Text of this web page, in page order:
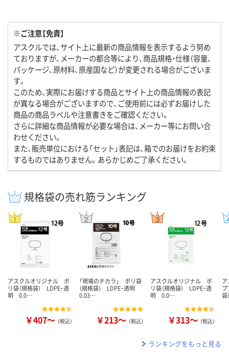
※ご注意【免責】
アスクルでは、サイト上に最新の商品情報を表示するよう努め
ておりますが、メーカーの都合等により、商品規格・仕様（容量、
パッケージ、原材料、原産国など）が変更される場合がございま
す。
このため、実際にお届けする商品とサイト上の商品情報の表記
が異なる場合がございますので、ご使用前には必ずお届けした
商品の商品ラベルや注意書きをご確認ください。
さらに詳細な商品情報が必要な場合は、メーカー等にお問い合
わせください。
また、販売単位における「セット」表記は、箱でのお届けをお約束
するものではありません。あらかじめご了承ください。
規格袋の売れ筋ランキング
アスクルオリジナル ポ
リ袋（規格袋） LDPE・透
明 0.0…
￥407～ （税込）
「現場のチカラ」 ポリ袋
（規格袋） LDPE・透明
0.03…
￥213～ （税込）
アスクルオリジナル ポ
リ袋（規格袋） LDPE・透
明 0.0…
￥313～ （税込）
プ
袋
ランキングをもっと見る